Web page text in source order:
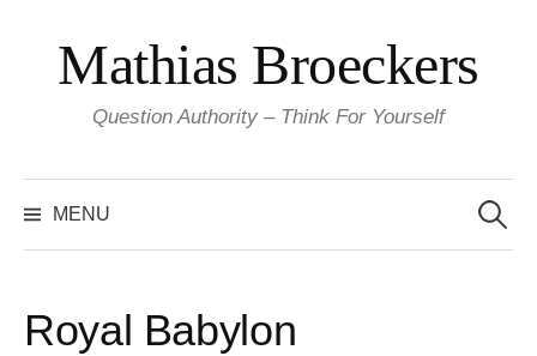
content
Mathias Broeckers
Question Authority – Think For Yourself
MENU
for:
Royal Babylon